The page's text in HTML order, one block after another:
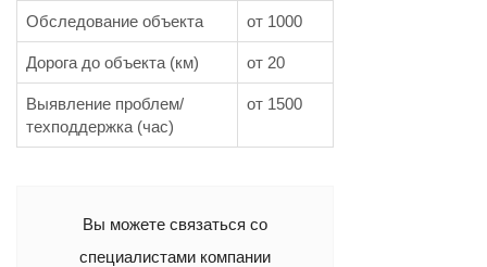
Обследование объекта от 1000
Дорога до объекта (км) от 20
Выявление проблем/
техподдержка (час)
от 1500
Вы можете связаться со
специалистами компании